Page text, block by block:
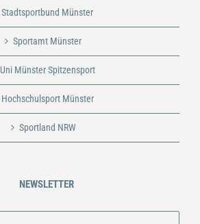
Stadtsportbund Münster
Sportamt Münster
Uni Münster Spitzensport
Hochschulsport Münster
Sportland NRW
NEWSLETTER